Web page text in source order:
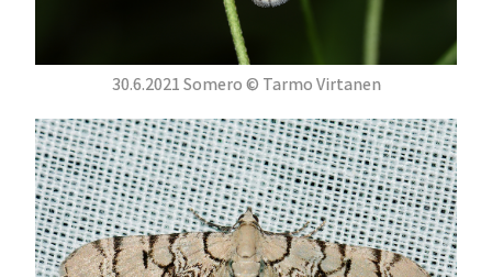
30.6.2021 Somero © Tarmo Virtanen